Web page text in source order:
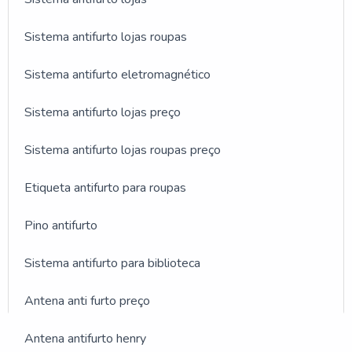
Sistema antifurto lojas roupas
Sistema antifurto eletromagnético
Sistema antifurto lojas preço
Sistema antifurto lojas roupas preço
Etiqueta antifurto para roupas
Pino antifurto
Sistema antifurto para biblioteca
Antena anti furto preço
Antena antifurto henry
GALERIA DE IMAGENS